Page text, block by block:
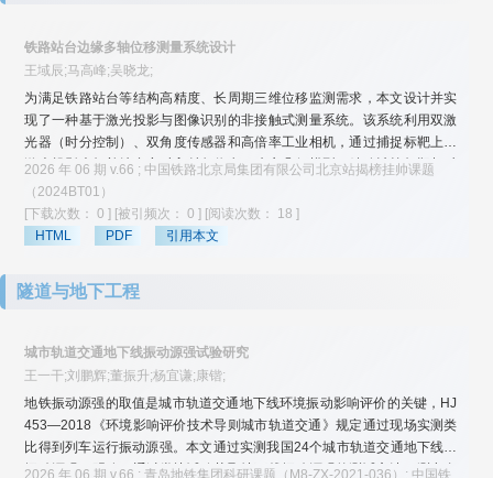
铁路站台边缘多轴位移测量系统设计
王域辰;马高峰;吴晓龙;
为满足铁路站台等结构高精度、长周期三维位移监测需求，本文设计并实
现了一种基于激光投影与图像识别的非接触式测量系统。该系统利用双激
光器（时分控制）、双角度传感器和高倍率工业相机，通过捕捉标靶上的
激光投影坐标并结合实时入射角信息，建立几何模型，精确计算标靶相对
于固定立柱参考基准的空间三维位移。系统集成智能供电单元，支持低功
耗运行与无人值守，并通过设定虚拟零点与校零操作有效消除现场安装误
差影响。现场使用结果表明，该系统结构简洁、布设灵活，能在不影响设
2026 年 06 期 v.66 ; 中国铁路北京局集团有限公司北京站揭榜挂帅课题
（2024BT01）
[下载次数： 0 ] [被引频次： 0 ] [阅读次数： 18 ]
HTML
PDF 引用本文
隧道与地下工程
城市轨道交通地下线振动源强试验研究
王一干;刘鹏辉;董振升;杨宜谦;康锴;
地铁振动源强的取值是城市轨道交通地下线环境振动影响评价的关键，HJ
453—2018《环境影响评价技术导则城市轨道交通》规定通过现场实测类
比得到列车运行振动源强。本文通过实测我国24个城市轨道交通地下线的
振动源强，明确了通过类比试验获取地下线振动源强的测试方法、测点布
2026 年 06 期 v.66 ; 青岛地铁集团科研课题（M8-ZX-2021-036）; 中国铁